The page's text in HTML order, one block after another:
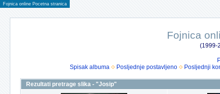
Fojnica online Pocetna stranica
Fojnica
(1999-
Spisak albuma
Posljednje postavljeno Posljednji
Rezultati pretrage slika - "Josip"